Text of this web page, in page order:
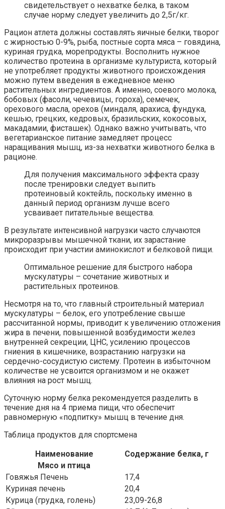
свидетельствует о нехватке белка, в таком
случае норму следует увеличить до 2,5г/кг.
Рацион атлета должны составлять яичные белки, творог
с жирностью 0-9%, рыба, постные сорта мяса – говядина,
куриная грудка, морепродукты. Восполнить нужное
количество протеина в организме культуриста, который
не употребляет продукты животного происхождения
можно путем введения в ежедневное меню
растительных ингредиентов. А именно, соевого молока,
бобовых (фасоли, чечевицы, гороха), семечек,
орехового масла, орехов (миндаля, арахиса, фундука,
кешью, грецких, кедровых, бразильских, кокосовых,
макадамии, фисташек). Однако важно учитывать, что
вегетарианское питание замедляет процесс
наращивания мышц, из-за нехватки животного белка в
рационе.
Для получения максимального эффекта сразу
после тренировки следует выпить
протеиновый коктейль, поскольку именно в
данный период организм лучше всего
усваивает питательные вещества.
В результате интенсивной нагрузки часто случаются
микроразрывы мышечной ткани, их зарастание
происходит при участии аминокислот и белковой пищи.
Оптимальное решение для быстрого набора
мускулатуры – сочетание животных и
растительных протеинов.
Несмотря на то, что главный строительный материал
мускулатуры – белок, его употребление свыше
рассчитанной нормы, приводит к увеличению отложения
жира в печени, повышенной возбудимости желез
внутренней секреции, ЦНС, усилению процессов
гниения в кишечнике, возрастанию нагрузки на
сердечно-сосудистую систему. Протеин в избыточном
количестве не усвоится организмом и не окажет
влияния на рост мышц.
Суточную норму белка рекомендуется разделить в
течение дня на 4 приема пищи, что обеспечит
равномерную «подпитку» мышц в течение дня.
Таблица продуктов для спортсмена
Наименование
Содержание белка, г
Мясо и птица
Говяжья Печень
17,4
Куриная печень
20,4
Курица (грудка, голень)
23,09-26,8